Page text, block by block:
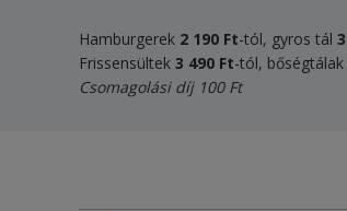
Hamburgerek 2 190 Ft-tól, gyros tál
Frissensültek 3 490 Ft-tól, bőségtálak
Csomagolási díj 100 Ft